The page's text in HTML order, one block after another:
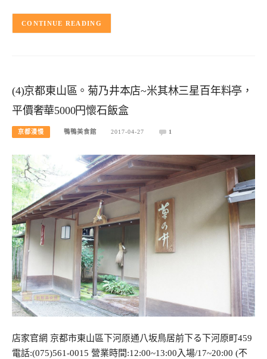
CONTINUE READING
(4)京都東山區。菊乃井本店~米其林三星百年料亭，
平價奢華5000円懷石飯盒
京都漫慢 鴨鴨美食館 2017-04-27 1
店家官網 京都市東山區下河原通八坂鳥居前下る下河原町459
電話:(075)561-0015 營業時間:12:00~13:00入場/17~20:00 (不